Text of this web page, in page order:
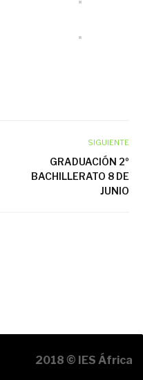
SIGUIENTE
GRADUACIÓN 2º
BACHILLERATO 8 DE
JUNIO
2018 © IES África